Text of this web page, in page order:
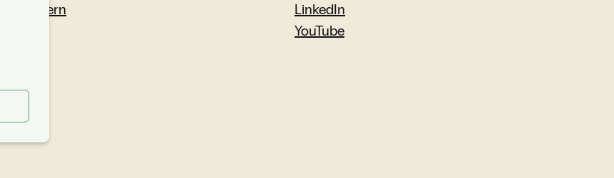
Personvern
LinkedIn
YouTube